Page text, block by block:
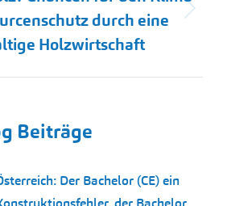
Nächster
Beitrag:
durch eine
Holzwirtschaft
Beiträge
Der Bachelor (CE) ein